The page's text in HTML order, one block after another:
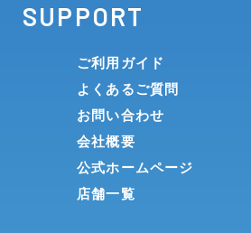
SUPPORT
ご利用ガイド
よくあるご質問
お問い合わせ
会社概要
公式ホームページ
店舗一覧